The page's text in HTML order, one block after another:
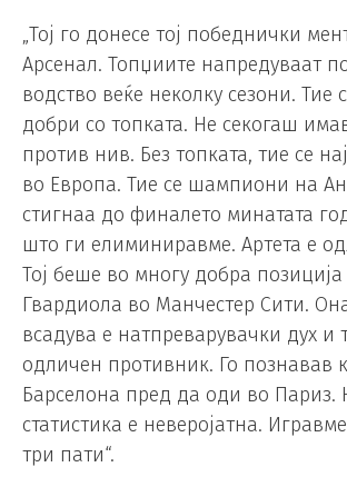
„Тој го донесе тој победнички
Арсенал. Топџиите напредуваат
водство веќе неколку сезони. Тие
добри со топката. Не секогаш
против нив. Без топката, тие се
во Европа. Тие се шампиони на
стигнаа до финалето минатата
што ги елиминиравме. Артета е
Тој беше во многу добра
Гвардиола во Манчестер Сити.
всадува е натпреварувачки дух и
одличен противник. Го познавав
Барселона пред да оди во Париз.
статистика е неверојатна.
три пати“.